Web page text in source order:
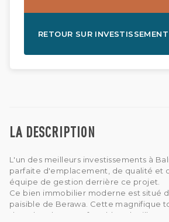
LA DESCRIPTION
L'un des meilleurs investissements à
parfaite d'emplacement, de qualité et
équipe de gestion derrière ce projet.
Ce bien immobilier moderne est situé
paisible de Berawa. Cette magnifique
de 2 chambres confortables,
RETOUR SUR INVESTISSEMENT